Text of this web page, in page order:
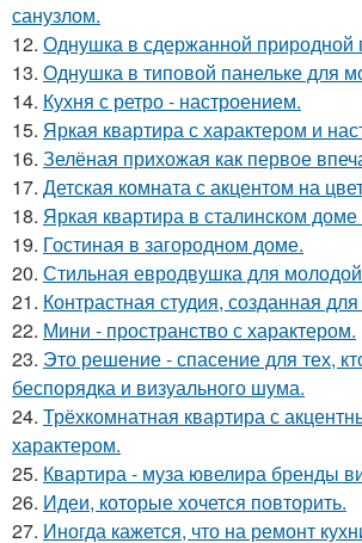
санузлом.
12. Однушка в сдержанной природной
13. Однушка в типовой панельке для
14. Кухня с ретро - настроением.
15. Яркая квартира с характером и
16. Зелёная прихожая как первое
17. Детская комната с акцентом на
18. Яркая квартира в сталинском
19. Гостиная в загородном доме.
20. Стильная евродвушка для
21. Контрастная студия, созданная
22. Мини - пространство с характером.
23. Это решение - спасение для тех,
беспорядка и визуального шума.
24. Трёхкомнатная квартира с
характером.
25. Квартира - муза ювелира бренды
26. Идеи, которые хочется повторить.
27. Иногда кажется, что на ремонт